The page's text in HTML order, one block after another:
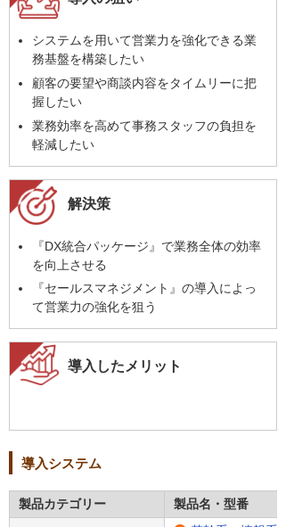
システムを用いて営業力を強化できる業
務基盤を構築したい
顧客の要望や商談内容をタイムリーに把
握したい
業務効率を高めて事務スタッフの負担を
軽減したい
解決策
『DX統合パッケージ』で業務全体の効率
を向上させる
『セールスマネジメント』の導入によっ
て営業力の強化を狙う
導入したメリット
導入システム
製品カテゴリー 製品名・型番